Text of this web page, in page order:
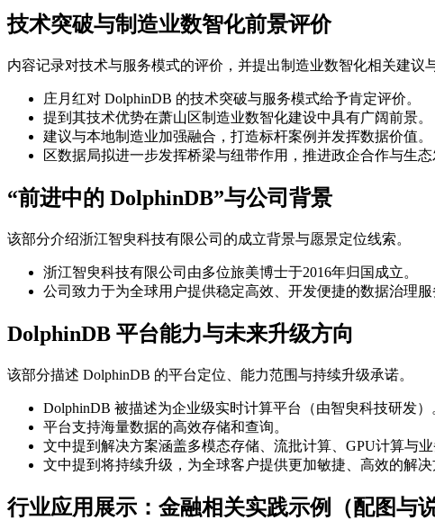
技术突破与制造业数智化前景评价
内容记录对技术与服务模式的评价，并提出制造业数智化相关建议
庄月红对 DolphinDB 的技术突破与服务模式给予肯定评价。
提到其技术优势在萧山区制造业数智化建设中具有广阔前景。
建议与本地制造业加强融合，打造标杆案例并发挥数据价值。
区数据局拟进一步发挥桥梁与纽带作用，推进政企合作与生态
“前进中的 DolphinDB”与公司背景
该部分介绍浙江智臾科技有限公司的成立背景与愿景定位线索。
浙江智臾科技有限公司由多位旅美博士于2016年归国成立。
公司致力于为全球用户提供稳定高效、开发便捷的数据治理服
DolphinDB 平台能力与未来升级方向
该部分描述 DolphinDB 的平台定位、能力范围与持续升级承诺。
DolphinDB 被描述为企业级实时计算平台（由智臾科技研发）
平台支持海量数据的高效存储和查询。
文中提到解决方案涵盖多模态存储、流批计算、GPU计算与业
文中提到将持续升级，为全球客户提供更加敏捷、高效的解决
行业应用展示：金融相关实践示例（配图与说